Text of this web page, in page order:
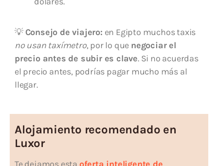
💡 Consejo de viajero: en Egipto muchos taxis
no usan taxímetro, por lo que negociar el
precio antes de subir es clave. Si no acuerdas
el precio antes, podrías pagar mucho más al
llegar.
Alojamiento recomendado en
Luxor